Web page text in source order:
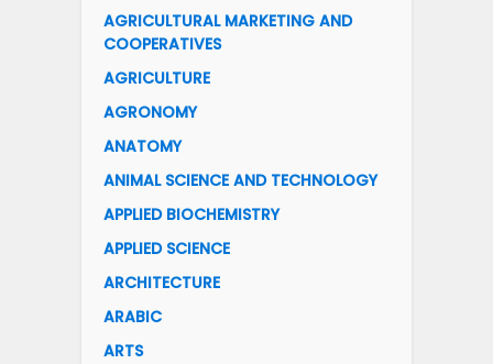
AGRICULTURAL MARKETING AND
COOPERATIVES
AGRICULTURE
AGRONOMY
ANATOMY
ANIMAL SCIENCE AND TECHNOLOGY
APPLIED BIOCHEMISTRY
APPLIED SCIENCE
ARCHITECTURE
ARABIC
ARTS